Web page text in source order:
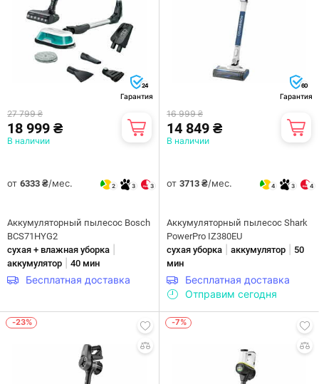
24
Гарантия
27 799 ₴
18 999 ₴
В наличии
от 6333 ₴/мес. 2 3 3
Аккумуляторный пылесос Bosch
BCS71HYG2
сухая + влажная уборка
аккумулятор 40 мин
Бесплатная доставка
60
Гарантия
16 999 ₴
14 849 ₴
В наличии
от 3713 ₴/мес. 4 3 4
Аккумуляторный пылесос Shark
PowerPro IZ380EU
сухая уборка
аккумулятор
50
мин
Бесплатная доставка
Отправим сегодня
-23% -7%